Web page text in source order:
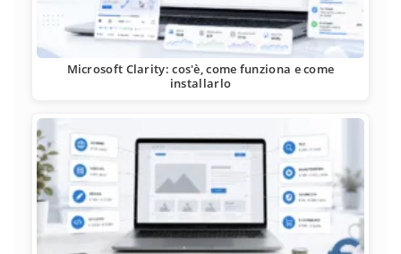
Microsoft Clarity: cos'è, come funziona e come
installarlo